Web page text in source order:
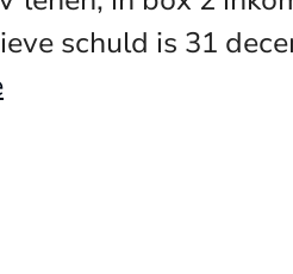
schuld is 31